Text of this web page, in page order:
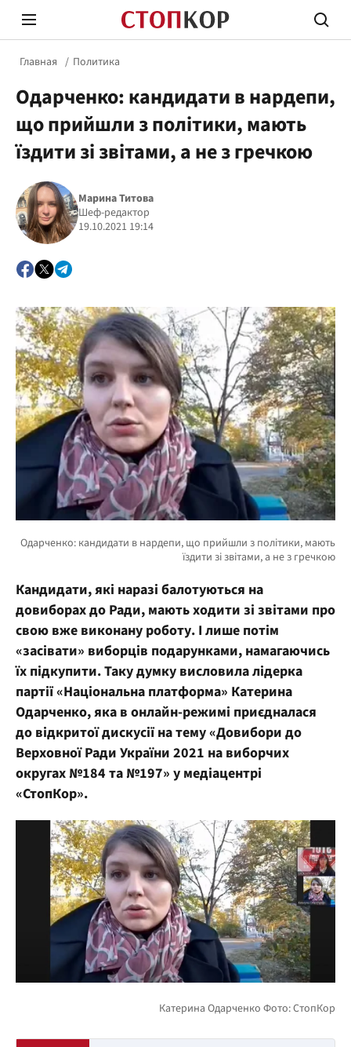
Стоп Политической Коррупции
Политика
Главная Политика
Одарченко: кандидати в нардепи,
що прийшли з політики, мають
їздити зі звітами, а не з гречкою
Марина Титова
Шеф-редактор
19.10.2021 19:14
Кандидати, які наразі балотуються на
довиборах до Ради, мають ходити зі звітами про
свою вже виконану роботу. І лише потім
«засівати» виборців подарунками, намагаючись
їх підкупити. Таку думку висловила лідерка
партії «Національна платформа» Катерина
Одарченко, яка в онлайн-режимі приєдналася
до відкритої дискусії на тему «Довибори до
Верховної Ради України 2021 на виборчих
округах №184 та №197» у медіацентрі
«СтопКор».